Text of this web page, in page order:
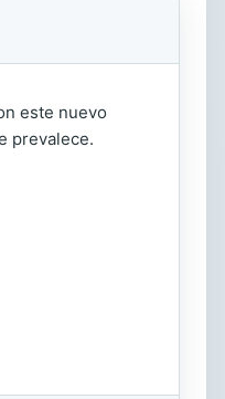
este nuevo
prevalece.